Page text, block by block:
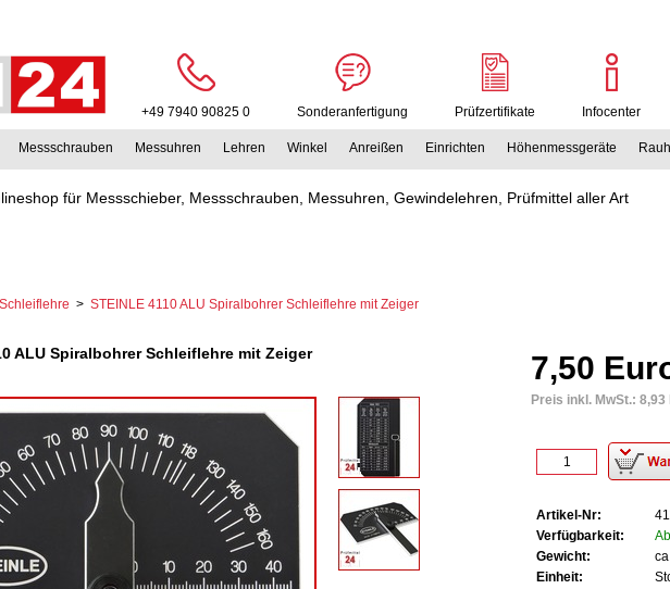
+49 7940 90825 0 Sonderanfertigung Prüfzertifikate Infocenter
Messschrauben Messuhren Lehren Winkel Anreißen Einrichten Höhenmessgeräte
für Messschieber, Messschrauben, Messuhren, Gewindelehren, Prüfmittel aller Art
Schleiflehre > STEINLE 4110 ALU Spiralbohrer Schleiflehre mit Zeiger
ALU Spiralbohrer Schleiflehre mit Zeiger 7,50
Preis inkl. MwSt.: 8,93
Artikel-Nr:
Verfügbarkeit:
Gewicht:
Einheit: